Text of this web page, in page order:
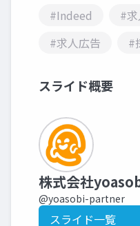
#Indeed #求
#求人広告
#
スライド概要
株式会社
@yoasobi-partner
スライド一覧